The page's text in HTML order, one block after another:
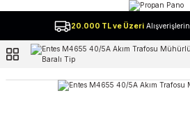
20.000 TL ve Üzeri